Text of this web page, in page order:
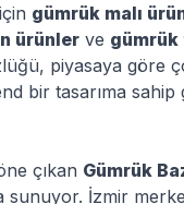
gümrük malı
ürünler ve gümrük
piyasaya göre
bir tasarıma sahip
çıkan Gümrük
sunuyor. İzmir